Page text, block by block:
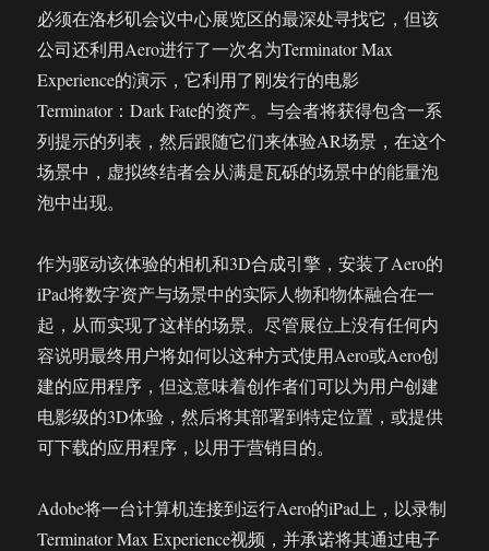
必须在洛杉矶会议中心展览区的最深处寻找它，但该
公司还利用Aero进行了一次名为Terminator Max
Experience的演示，它利用了刚发行的电影
Terminator：Dark Fate的资产。与会者将获得包含一系
列提示的列表，然后跟随它们来体验AR场景，在这个
场景中，虚拟终结者会从满是瓦砾的场景中的能量泡
泡中出现。
作为驱动该体验的相机和3D合成引擎，安装了Aero的
iPad将数字资产与场景中的实际人物和物体融合在一
起，从而实现了这样的场景。尽管展位上没有任何内
容说明最终用户将如何以这种方式使用Aero或Aero创
建的应用程序，但这意味着创作者们可以为用户创建
电影级的3D体验，然后将其部署到特定位置，或提供
可下载的应用程序，以用于营销目的。
Adobe将一台计算机连接到运行Aero的iPad上，以录制
Terminator Max Experience视频，并承诺将其通过电子